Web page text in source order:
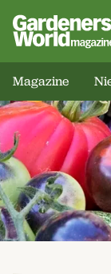
Magazine